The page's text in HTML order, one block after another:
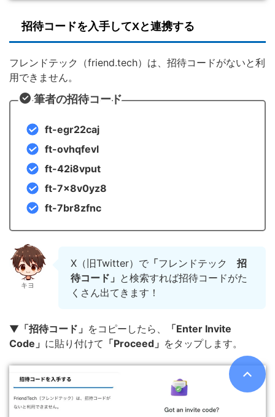
招待コードを入手してXと連携する
フレンドテック（friend.tech）は、招待コードがないと利
用できません。
筆者の招待コード
ft-egr22caj
ft-ovhqfevl
ft-42i8vput
ft-7x8v0yz8
ft-7br8zfnc
キヨ
X（旧Twitter）で 「フレンドテック
招
待コード」 と検索すれば招待コードがた
くさん出てきます！
▼ 「招待コード」 をコピーしたら、
「Enter Invite
Code」 に貼り付けて 「Proceed」 をタップします。